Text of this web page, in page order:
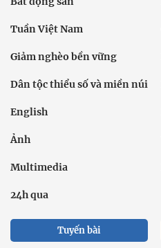
Tuần Việt Nam
Giảm nghèo bền vững
Dân tộc thiểu số và miền núi
English
Ảnh
Multimedia
24h qua
Tuyến bài